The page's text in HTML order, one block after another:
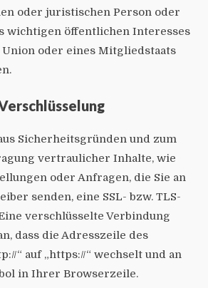
oder juristischen Person oder
wichtigen öffentlichen Interesses
oder eines Mitgliedstaats
Sicherheitsgründen und zum
vertraulicher Inhalte, wie
oder Anfragen, die Sie an
senden, eine SSL- bzw. TLS-
verschlüsselte Verbindung
dass die Adresszeile des
“ auf „https://“ wechselt und an
in Ihrer Browserzeile.